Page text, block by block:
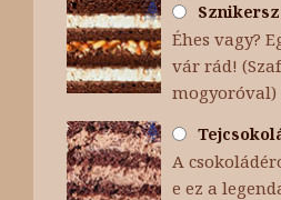
Éhes vagy?
vár rád!
mogyoróval)
A
e ez a